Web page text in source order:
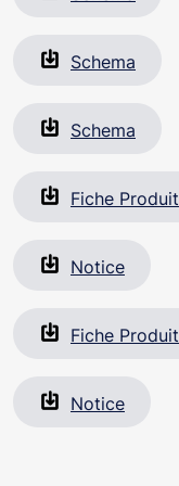
Schema
Schema
Fiche Produit
Notice
Fiche Produit
Notice